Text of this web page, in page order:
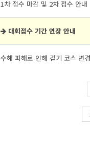
1차 접수 마감 및 2차 접수 안내
대회접수 기간 연장 안내
수해 피해로 인해 걷기 코스 변
검
색